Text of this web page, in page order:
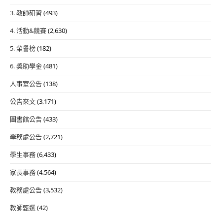
3. 教師研習 (493)
4. 活動&競賽(2,630)
5. 榮譽榜(182)
6. 獎助學金(481)
人事室公告(138)
公告來文(3,171)
圖書館公告(433)
學務處公告(2,721)
學生事務(6,433)
家長事務(4,564)
教務處公告(3,532)
教師甄選(42)